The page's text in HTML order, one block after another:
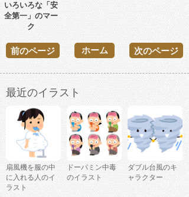
いろいろな「安
全第一」のマー
ク
前のページ 次のページ
ホーム
最近のイラスト
扇風機を服の中
に入れる人のイ
ラスト
ドーパミン中毒
のイラスト
ダブル台風のキ
ャラクター